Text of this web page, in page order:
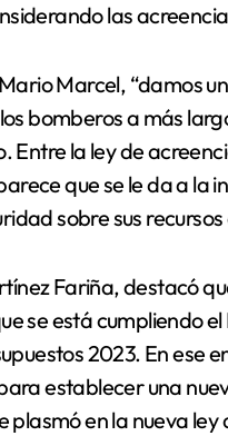
las
Marcel, “damos
bomberos a más
la ley de
que se le da a la
sobre sus recursos
Fariña, destacó
se está cumpliendo
2023. En ese
establecer una
en la nueva ley